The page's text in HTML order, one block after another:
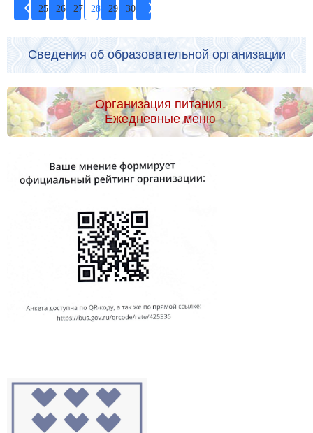
25 26 27 28 29 30
Сведения об образовательной организации
Организация питания.
Ежедневные меню